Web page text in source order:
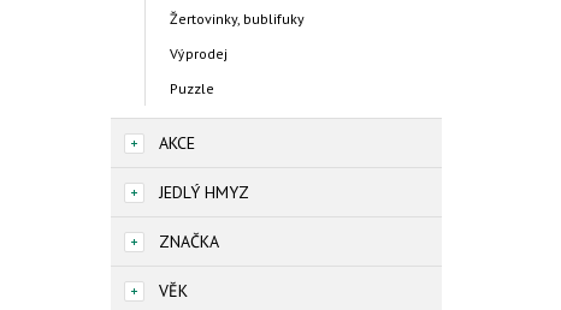
Žertovinky, bublifuky
Výprodej
Puzzle
AKCE
JEDLÝ HMYZ
ZNAČKA
VĚK